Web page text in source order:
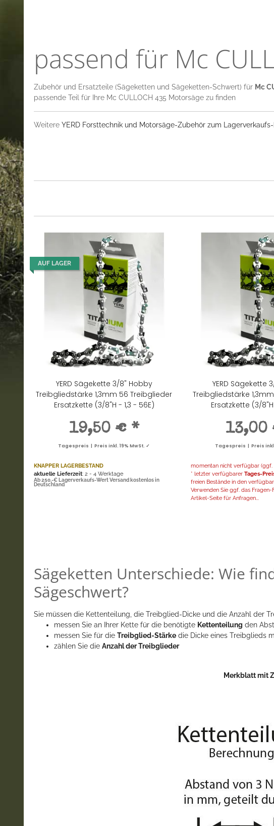
passend für Mc
Zubehör und Ersatzteile (Sägeketten und Sägeketten-Schwert) für Mc
passende Teil für Ihre Mc CULLOCH 435 Motorsäge zu finden
Weitere YERD Forsttechnik und Motorsäge-Zubehör zum Lagerverkaufs-
AUF LAGER
YERD Sägekette 3/8" Hobby
Treibgliedstärke 1,3mm 56 Treibglieder
Ersatzkette (3/8"H - 1,3 - 56E)
19,50 € *
Tagespreis | Preis inkl. 19% MwSt. ✓
KNAPPER LAGERBESTAND
aktuelle Lieferzeit: 2 - 4 Werktage
Ab 250,-€ Lagerverkaufs-Wert Versand kostenlos in
Deutschland
YERD Sägekette
Treibgliedstärke
Ersatzkette (3/8"H
13,00
Tagespreis | Preis inkl.
momentan nicht verfügbar (ggf.
* letzter verfügbarer Tages-
freien Bestände in den
Verwenden Sie ggf. das
Artikel-Seite für Anfragen...
Sägeketten Unterschiede: Wie
Sägeschwert?
Sie müssen die Kettenteilung, die Treibglied-Dicke und die Anzahl der
messen Sie an Ihrer Kette für die benötigte Kettenteilung den
messen Sie für die Treibglied-Stärke die Dicke eines Treibglieds
zählen Sie die Anzahl der Treibglieder
Merkblatt mit